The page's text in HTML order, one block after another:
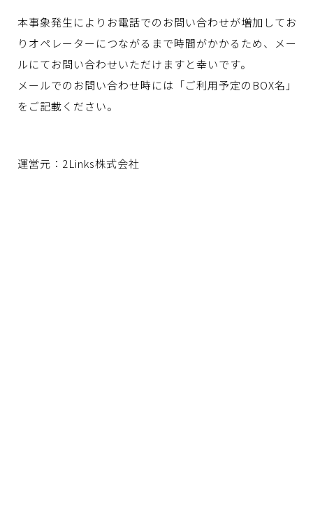
本事象発生によりお電話でのお問い合わせが増加してお
りオペレーターにつながるまで時間がかかるため、メー
ルにてお問い合わせいただけますと幸いです。
メールでのお問い合わせ時には「ご利用予定のBOX名」
をご記載ください。
運営元：2Links株式会社